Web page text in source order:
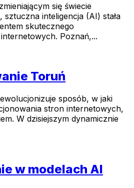
się świecie
inteligencja (AI) stała
skutecznego
Poznań,...
Toruń
sposób, w jaki
stron internetowych,
W dzisiejszym dynamicznie
w modelach AI